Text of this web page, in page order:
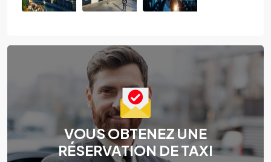
VOUS OBTENEZ UNE
RÉSERVATION DE TAXI